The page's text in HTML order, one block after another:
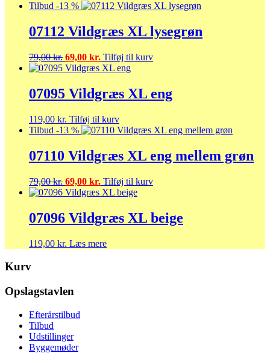
Tilbud -13 %
07112 Vildgræs XL lysegrøn
79,00kr. Den
oprindelige
var:
79,00 kr..
69,00 kr. Den
aktuelle
er:
69,00 kr..
Tilføj til kurv
07095 Vildgræs XL eng
119,00 kr. Tilføj til kurv
Tilbud -13 %
07110 Vildgræs XL eng mellem grøn
79,00kr. Den
oprindelige
var:
79,00 kr..
69,00 kr. Den
aktuelle
er:
69,00 kr..
Tilføj til kurv
07096 Vildgræs XL beige
119,00 kr. Læs mere
Kurv
Opslagstavlen
Efterårstilbud
Tilbud
Udstillinger
Byggemøder